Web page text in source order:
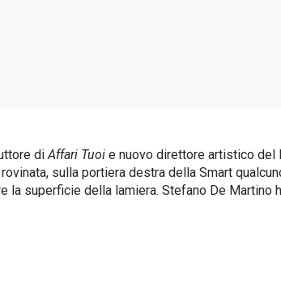
diAffari Tuoi e nuovo direttore artistico del
sulla portiera destra della Smart
la superficie della lamiera. Stefano De